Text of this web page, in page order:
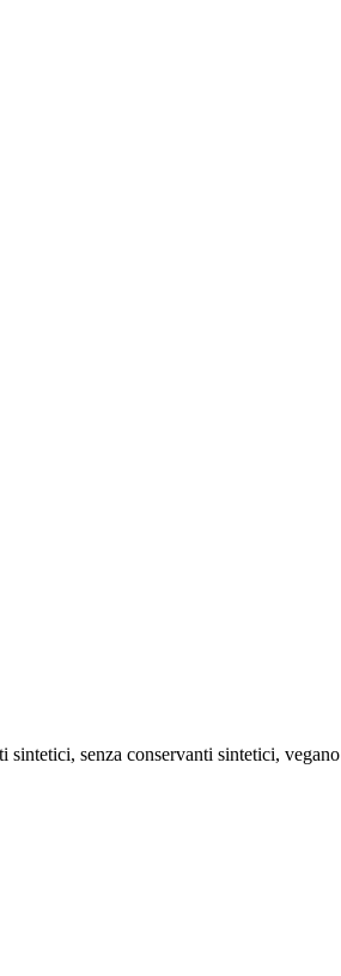
sintetici, senza conservanti sintetici, vegano